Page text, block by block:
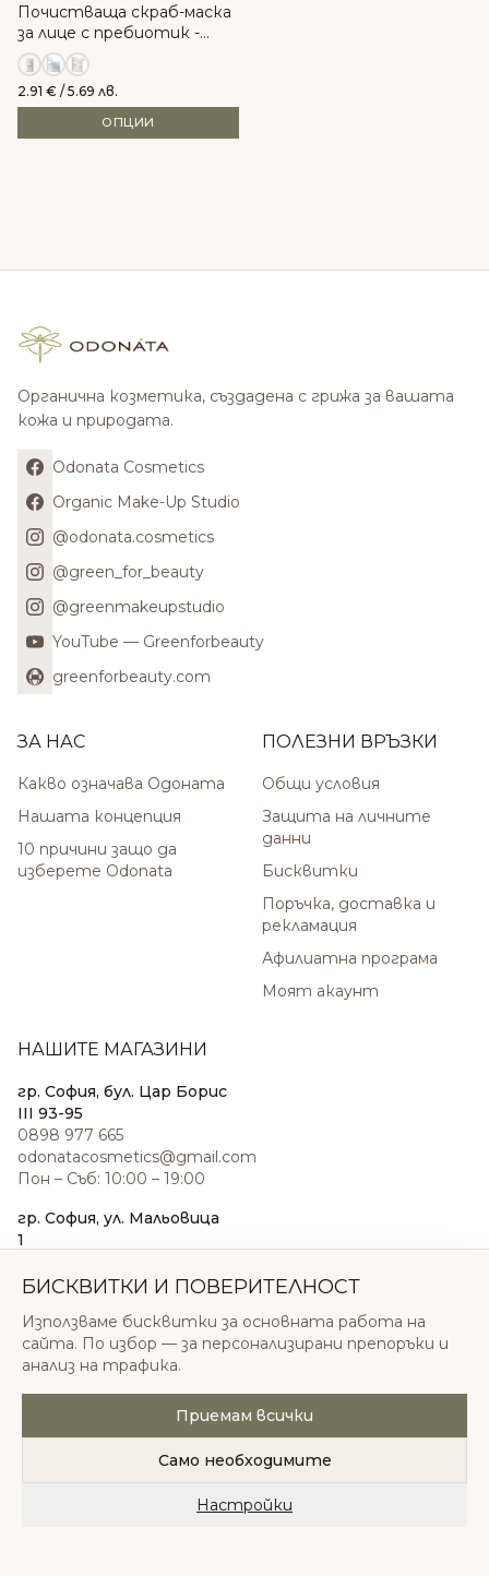
Почистваща скраб-маска
за лице с пребиотик -
Phytocode
2.91 € / 5.69 лв.
ОПЦИИ
Органична козметика, създадена с грижа за вашата
кожа и природата.
Odonata Cosmetics
Organic Make-Up Studio
@odonata.cosmetics
@green_for_beauty
@greenmakeupstudio
YouTube — Greenforbeauty
greenforbeauty.com
ЗА НАС
Какво означава Одоната
Нашата концепция
10 причини защо да
изберете Odonata
ПОЛЕЗНИ ВРЪЗКИ
Общи условия
Защита на личните
данни
Бисквитки
Поръчка, доставка и
рекламация
Афилиатна програма
Моят акаунт
НАШИТЕ МАГАЗИНИ
гр. София, бул. Цар Борис
III 93-95
0898 977 665
odonatacosmetics@gmail.com
Пон – Съб: 10:00 – 19:00
гр. София, ул. Мальовица
1
sales@odonatacosmetics.com
Нед: 11:00 – 18:00
© 2026 Одоната Козметикс ООД. Всички права
запазени.
Политика за поверителностОбщи условия
БИСКВИТКИ И ПОВЕРИТЕЛНОСТ
Използваме бисквитки за основната работа на
сайта. По избор — за персонализирани препоръки и
анализ на трафика.
Приемам всички
Само необходимите
Настройки